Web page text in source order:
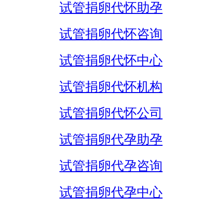
试管捐卵代怀助孕
试管捐卵代怀咨询
试管捐卵代怀中心
试管捐卵代怀机构
试管捐卵代怀公司
试管捐卵代孕助孕
试管捐卵代孕咨询
试管捐卵代孕中心